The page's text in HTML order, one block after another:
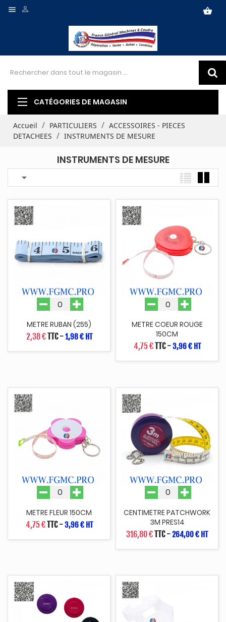
 shopping_basket

CATÉGORIES DE MAGASIN
Accueil PARTICULIERS
ACCESSOIRES - PIECES
DETACHEES
INSTRUMENTS DE MESURE
INSTRUMENTS DE MESURE

METRE RUBAN (255)
2,38 €TTC-1,98 € HT
METRE COEUR ROUGE
150CM
4,75 €TTC-3,96 € HT
METRE FLEUR 150CM
4,75 €TTC-3,96 € HT
CENTIMETRE PATCHWORK
3M PRES14
316,80 €TTC-264,00 € HT